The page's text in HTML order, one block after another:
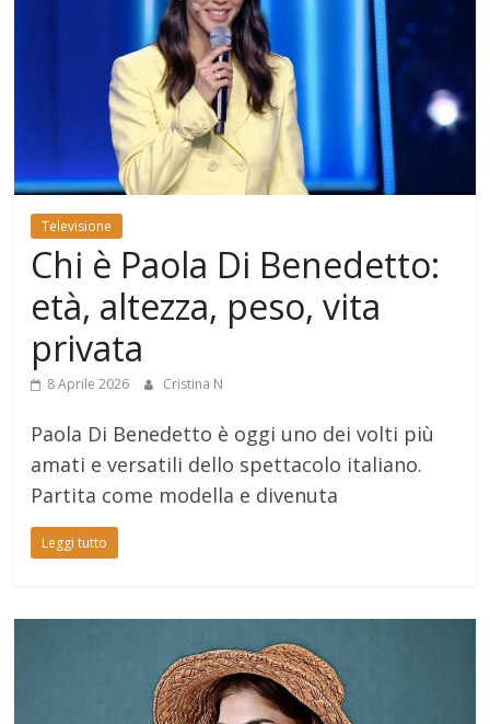
Televisione
Chi è Paola Di Benedetto:
età, altezza, peso, vita
privata
8 Aprile 2026 Cristina N
Paola Di Benedetto è oggi uno dei volti più
amati e versatili dello spettacolo italiano.
Partita come modella e divenuta
Leggi tutto